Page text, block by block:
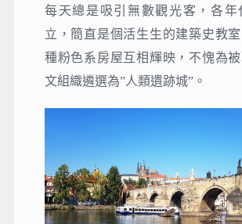
每天總是吸引無數觀光客，各年
立，簡直是個活生生的建築史教
種粉色系房屋互相輝映，不愧為
文組織遴選為”人類遺跡城”。